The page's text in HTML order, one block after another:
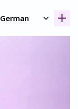
German